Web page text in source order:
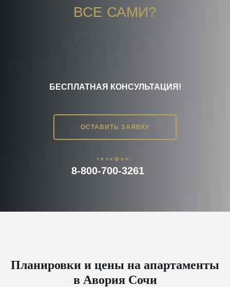
8-800-700-3261
телефон:
ВСЕ САМИ?
БЕСПЛАТНАЯ КОНСУЛЬТАЦИЯ!
ОСТАВИТЬ ЗАЯВКУ
Планировки и цены на апартаменты
в Авория Сочи